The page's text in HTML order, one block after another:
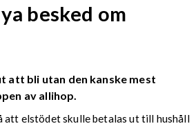
besked om
att bli utan den kanske mest
av allihop.
att elstödet skulle betalas ut till hushåll